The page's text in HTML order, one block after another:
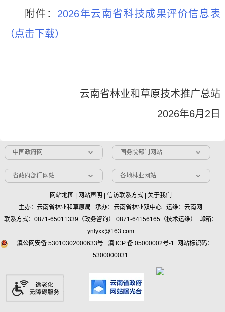
附件： 2026年云南省科技成果评价信息表
（点击下载）
云南省林业和草原技术推广总站
2026年6月2日
中国政府网 国务院部门网站
省政府部门网站 各地林业网站
网站地图 网站声明 信访联系方式| 关于我们
主办：云南省林业和草原局 承办：云南省林业双中心 运维：云南网
联系方式：0871-65011339（政务咨询） 0871-64156165（技术运维） 邮箱：
ynlyxx@163.com
滇公网安备 53010302000633号
滇 ICP 备 05000002号-1 网站标识码：
5300000031